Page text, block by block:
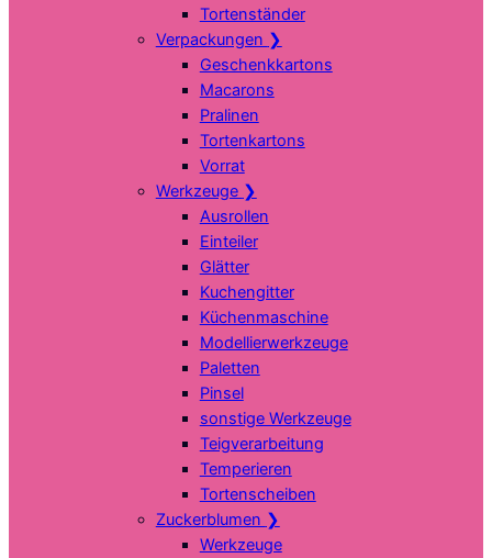
Tortenständer
Verpackungen ❯
Geschenkkartons
Macarons
Pralinen
Tortenkartons
Vorrat
Werkzeuge ❯
Ausrollen
Einteiler
Glätter
Kuchengitter
Küchenmaschine
Modellierwerkzeuge
Paletten
Pinsel
sonstige Werkzeuge
Teigverarbeitung
Temperieren
Tortenscheiben
Zuckerblumen ❯
Werkzeuge